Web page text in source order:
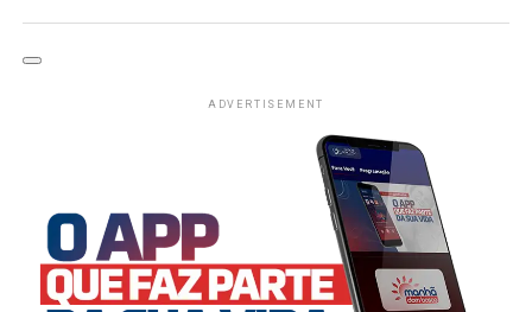
ADVERTISEMENT